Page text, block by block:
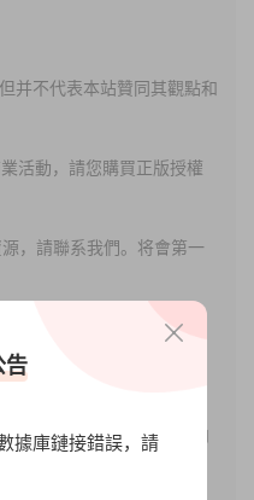
并不代表本站贊同其觀點和
活動，請您購買正版授權
，請聯系我們。将會第一
，僅供大家參考、學習，
使用，版權歸原著所有，
法行爲，請于24小時之内
告
據庫鏈接錯誤，請